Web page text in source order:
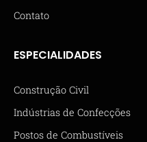
Contato
ESPECIALIDADES
Construção Civil
Indústrias de Confecções
Postos de Combustíveis